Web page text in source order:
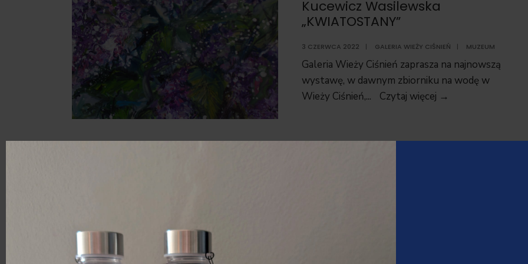
Kucewicz Wasilewska
„KWIATOSTANY”
3 CZERWCA 2022 | GALERIA WIEŻY CIŚNIEŃ | MUZEUM
Galeria Wieży Ciśnień zaprasza na najnowszą
wystawę, w dawnym zbiorniku na wodę w
Wieży Ciśnień,... Czytaj więcej →
Ola